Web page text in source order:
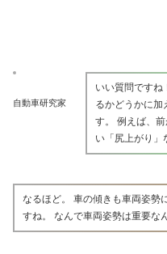
自動車研究家
いい質問ですね
るかどうかに加
す。 例えば、
い「尻上がり」
なるほど。 車の傾きも車両姿勢
すね。 なんで車両姿勢は重要な